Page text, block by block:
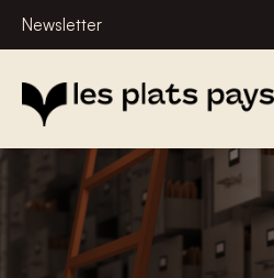
Newsletter